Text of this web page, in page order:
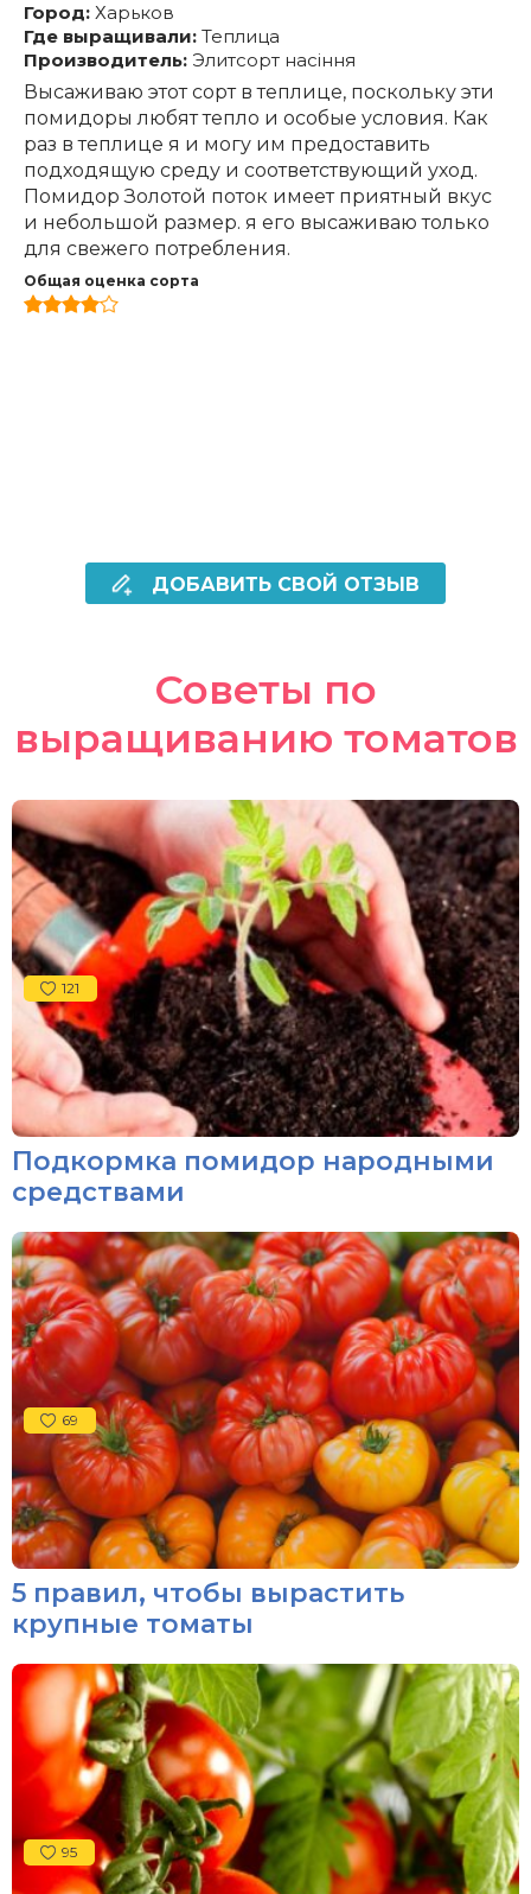
Город: Харьков
Где выращивали: Теплица
Производитель: Элитсорт насiння
Высаживаю этот сорт в теплице, поскольку эти
помидоры любят тепло и особые условия. Как
раз в теплице я и могу им предоставить
подходящую среду и соответствующий уход.
Помидор Золотой поток имеет приятный вкус
и небольшой размер. я его высаживаю только
для свежего потребления.
Общая оценка сорта
ДОБАВИТЬ СВОЙ ОТЗЫВ
Советы по
выращиванию томатов
121
Подкормка помидор народными
средствами
69
5 правил, чтобы вырастить
крупные томаты
95